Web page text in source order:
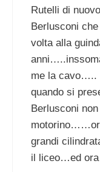
Rutelli di
Berlusconi
volta alla
me la cavo…..
quando si
Berlusconi
grandi
il liceo…ed